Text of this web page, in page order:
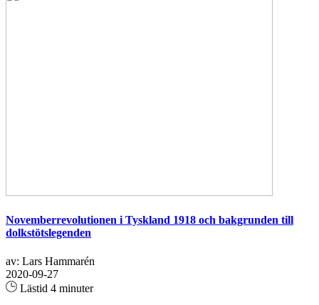
Novemberrevolutionen i Tyskland 1918 och bakgrunden till
dolkstötslegenden
av: Lars Hammarén
2020-09-27
Lästid 4 minuter